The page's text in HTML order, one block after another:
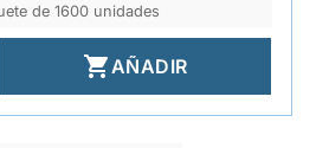
de 1600 unidades
AÑADIR